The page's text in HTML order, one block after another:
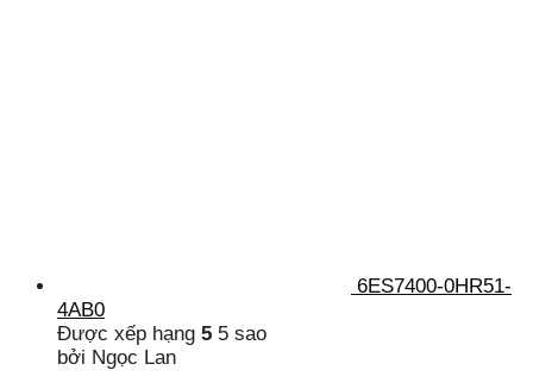
6ES7400-0HR51-
4AB0
Được xếp hạng 5 5 sao
bởi Ngọc Lan